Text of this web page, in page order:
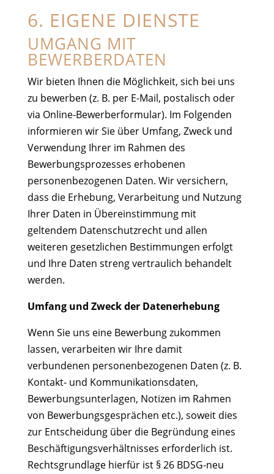
6. EIGENE DIENSTE
UMGANG MIT
BEWERBERDATEN
Wir bieten Ihnen die Möglichkeit, sich bei uns
zu bewerben (z. B. per E-Mail, postalisch oder
via Online-Bewerberformular). Im Folgenden
informieren wir Sie über Umfang, Zweck und
Verwendung Ihrer im Rahmen des
Bewerbungsprozesses erhobenen
personenbezogenen Daten. Wir versichern,
dass die Erhebung, Verarbeitung und Nutzung
Ihrer Daten in Übereinstimmung mit
geltendem Datenschutzrecht und allen
weiteren gesetzlichen Bestimmungen erfolgt
und Ihre Daten streng vertraulich behandelt
werden.
Umfang und Zweck der Datenerhebung
Wenn Sie uns eine Bewerbung zukommen
lassen, verarbeiten wir Ihre damit
verbundenen personenbezogenen Daten (z. B.
Kontakt- und Kommunikationsdaten,
Bewerbungsunterlagen, Notizen im Rahmen
von Bewerbungsgesprächen etc.), soweit dies
zur Entscheidung über die Begründung eines
Beschäftigungsverhältnisses erforderlich ist.
Rechtsgrundlage hierfür ist § 26 BDSG-neu